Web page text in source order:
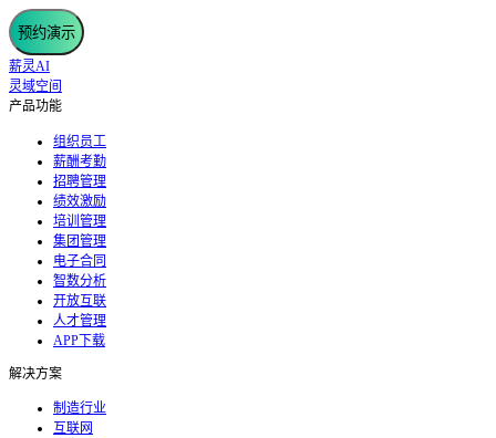
预约演示
薪灵AI
灵域空间
产品功能
组织员工
薪酬考勤
招聘管理
绩效激励
培训管理
集团管理
电子合同
智数分析
开放互联
人才管理
APP下载
解决方案
制造行业
互联网